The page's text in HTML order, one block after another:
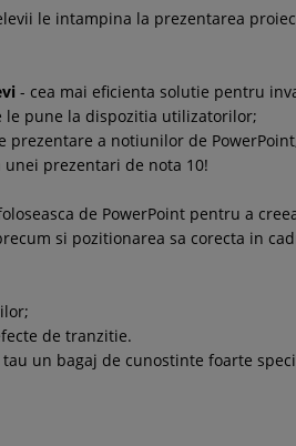
le intampina la prezentarea
- cea mai eficienta solutie pentru
le pune la dispozitia utilizatorilor;
a notiunilor de
prezentari de nota 10!
de PowerPoint pentru a
si pozitionarea sa corecta in
de tranzitie.
un bagaj de cunostinte foarte